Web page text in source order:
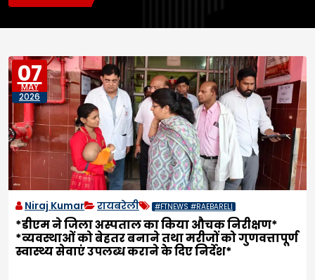
07
MAY
2026
Niraj Kumar रायबरेली #FTNEWS #RAEBARELI
*डीएम ने जिला अस्पताल का किया औचक निरीक्षण*
*व्यवस्थाओं को बेहतर बनाने तथा मरीजों को गुणवत्तापूर्ण
स्वास्थ्य सेवाएं उपलब्ध कराने के दिए निर्देश*